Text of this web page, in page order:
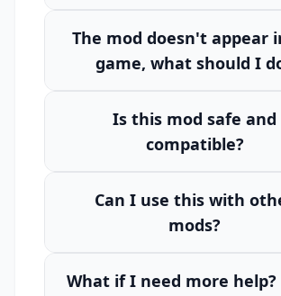
The mod doesn't appear
game, what should I
Is this mod safe and
compatible?
Can I use this with
mods?
What if I need more help?